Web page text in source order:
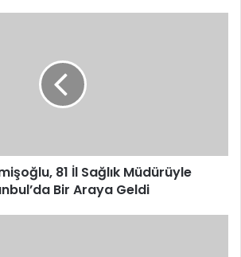
81 İl Sağlık Müdürüyle
Bir Araya Geldi